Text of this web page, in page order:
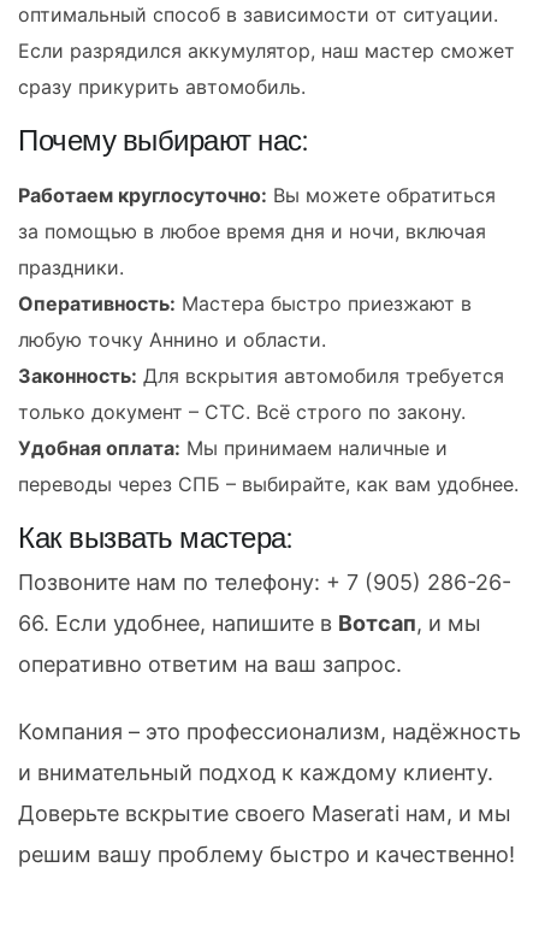
оптимальный способ в зависимости от ситуации.
Если разрядился аккумулятор, наш мастер сможет
сразу прикурить автомобиль.
Почему выбирают нас:
Работаем круглосуточно: Вы можете обратиться
за помощью в любое время дня и ночи, включая
праздники.
Оперативность: Мастера быстро приезжают в
любую точку Аннино и области.
Законность: Для вскрытия автомобиля требуется
только документ – СТС. Всё строго по закону.
Удобная оплата: Мы принимаем наличные и
переводы через СПБ – выбирайте, как вам удобнее.
Как вызвать мастера:
Позвоните нам по телефону: + 7 (905) 286-26-
66. Если удобнее, напишите в Вотсап, и мы
оперативно ответим на ваш запрос.
Компания – это профессионализм, надёжность
и внимательный подход к каждому клиенту.
Доверьте вскрытие своего Maserati нам, и мы
решим вашу проблему быстро и качественно!